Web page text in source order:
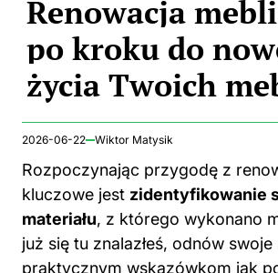
Renowacja
po kroku do
życia Twoich
2026-06-22 Wiktor Matysik
Rozpoczynając przygodę z
kluczowe jest zidentyfikowanie
materiału, z którego wykonano
już się tu znalazłeś, odnów swoje
praktycznym wskazówkom jak